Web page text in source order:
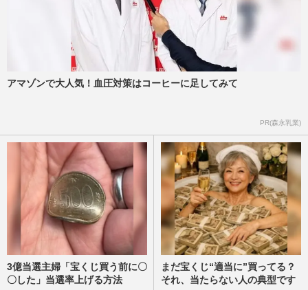
アマゾンで大人気！血圧対策はコーヒーに足してみて
PR(森永乳業)
3億当選主婦「宝くじ買う前に〇
〇した」当選率上げる方法
まだ宝くじ“適当に”買ってる？
それ、当たらない人の典型です